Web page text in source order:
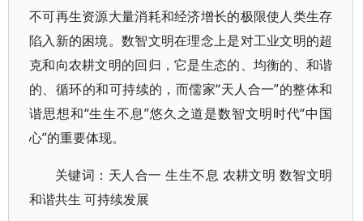
不可再生资源大量消耗和经济增长的极限使人类生存
陷入新的困境。数智文明在理念上是对工业文明的超
克和向农耕文明的回归，它是生态的、均衡的、和谐
的、循环的和可持续的，而儒家“天人合一”的整体和
谐思想和“生生不息”悠久之道是数智文明时代“中国
心”的重要体现。
关键词：天人合一 生生不息 农耕文明 数智文明
和谐共生 可持续发展